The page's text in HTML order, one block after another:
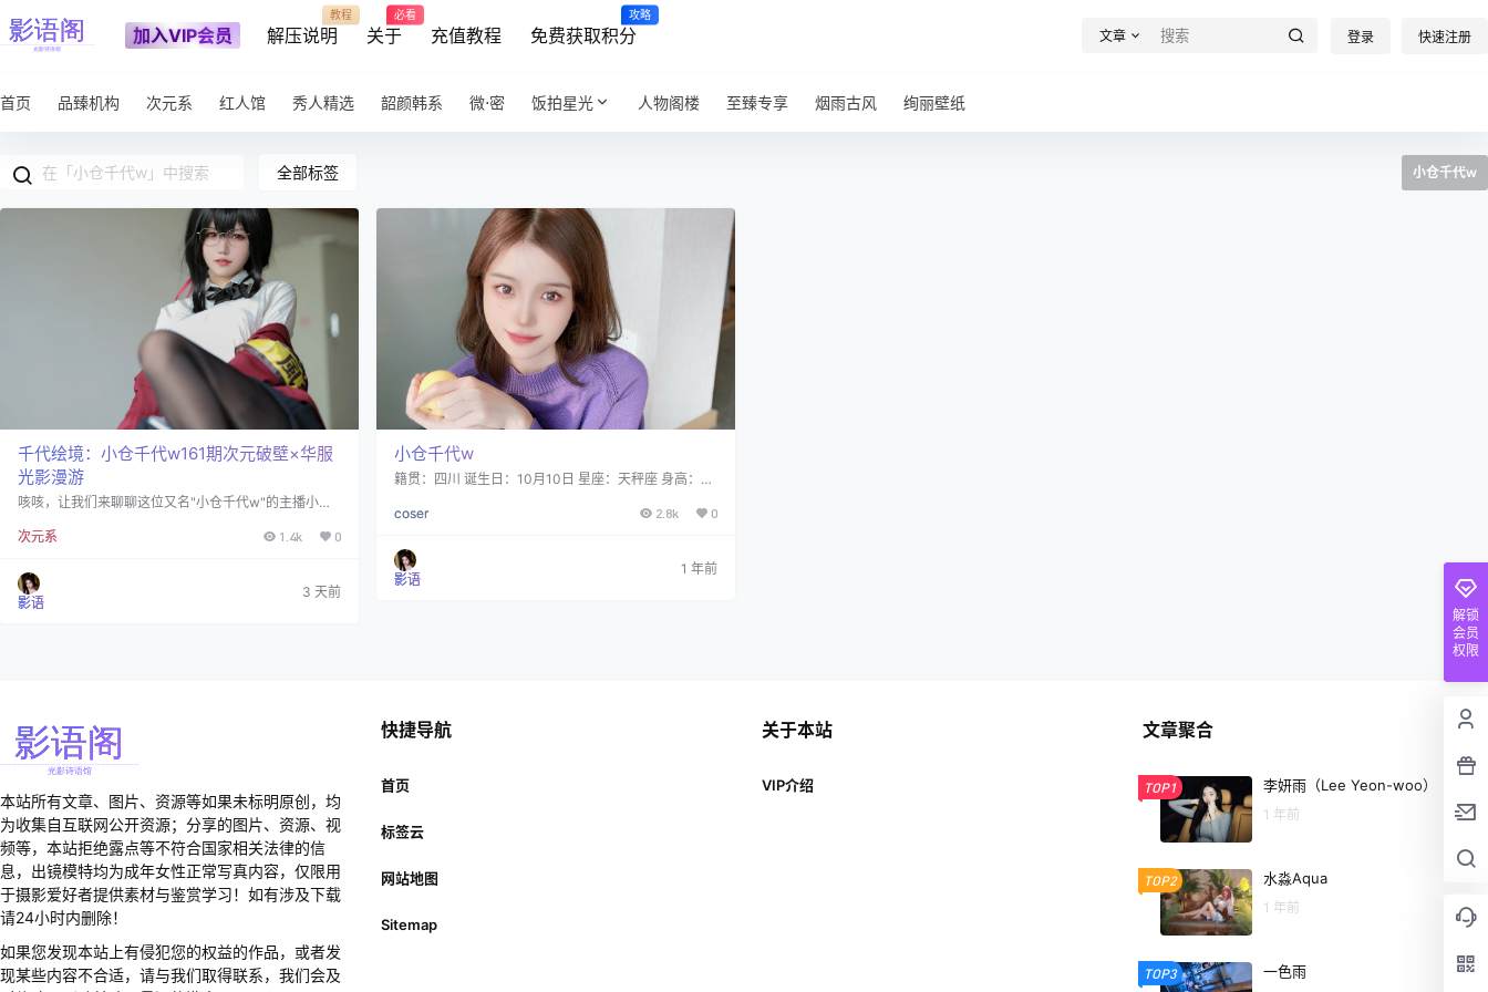
加入VIP会员 解压说明
教程
关于
必看
充值教程 免费获取积分
攻略
文章 登录 快速注册
首页 品臻机构 次元系 红人馆 秀人精选 韶颜韩系 微⋅密 饭拍星光 人物阁楼 至臻专享 烟雨古风 绚丽壁纸
全部标签 小仓千代w
千代绘境：小仓千代w161期次元破壁×华服
光影漫游
咳咳，让我们来聊聊这位又名"小仓千代w"的主播小姐
她啊，那可真是个多面手，不是在cos各路美少女，就
出速度，简直比我每个月的工资花得还快！ 有趣的是，
在一众coser中，她愣是凭着独特的气质杀出了重围，
跟露娜、凉凉子这些大神级选手平起平坐。啧啧，这战
次元系 1.4k 0
影语
3 天前
小仓千代w
籍贯：四川 诞生日：10月10日 星座：天秤座 身高：16
博主 代表作：『黑呆三破』『吾妻旗袍』 小仓千代w是
8万。她以高颜值和角色还原能力著称，擅长通过服装
细节与场景氛围塑造角色，尤其在《明日方舟》《FG
O》等热门IP中表现突出。 代表作包括《黑呆三破》
coser 2.8k 0
影语
1 年前
解锁
会员
权限
本站所有文章、图片、资源等如果未标明原创，均
为收集自互联网公开资源；分享的图片、资源、视
频等，本站拒绝露点等不符合国家相关法律的信
息，出镜模特均为成年女性正常写真内容，仅限用
于摄影爱好者提供素材与鉴赏学习！如有涉及下载
请24小时内删除！
如果您发现本站上有侵犯您的权益的作品，或者发
现某些内容不合适，请与我们取得联系，我们会及
快捷导航
首页
标签云
网站地图
Sitemap
关于本站
VIP介绍
文章聚合
TOP1 李妍雨（Lee Yeon-woo）
1 年前
TOP2 水淼Aqua
1 年前
TOP3 一色雨